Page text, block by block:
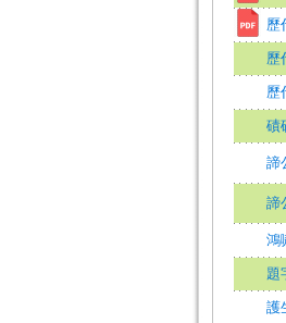
歷
歷
歷
磧
諦
諦
鴻
題
護